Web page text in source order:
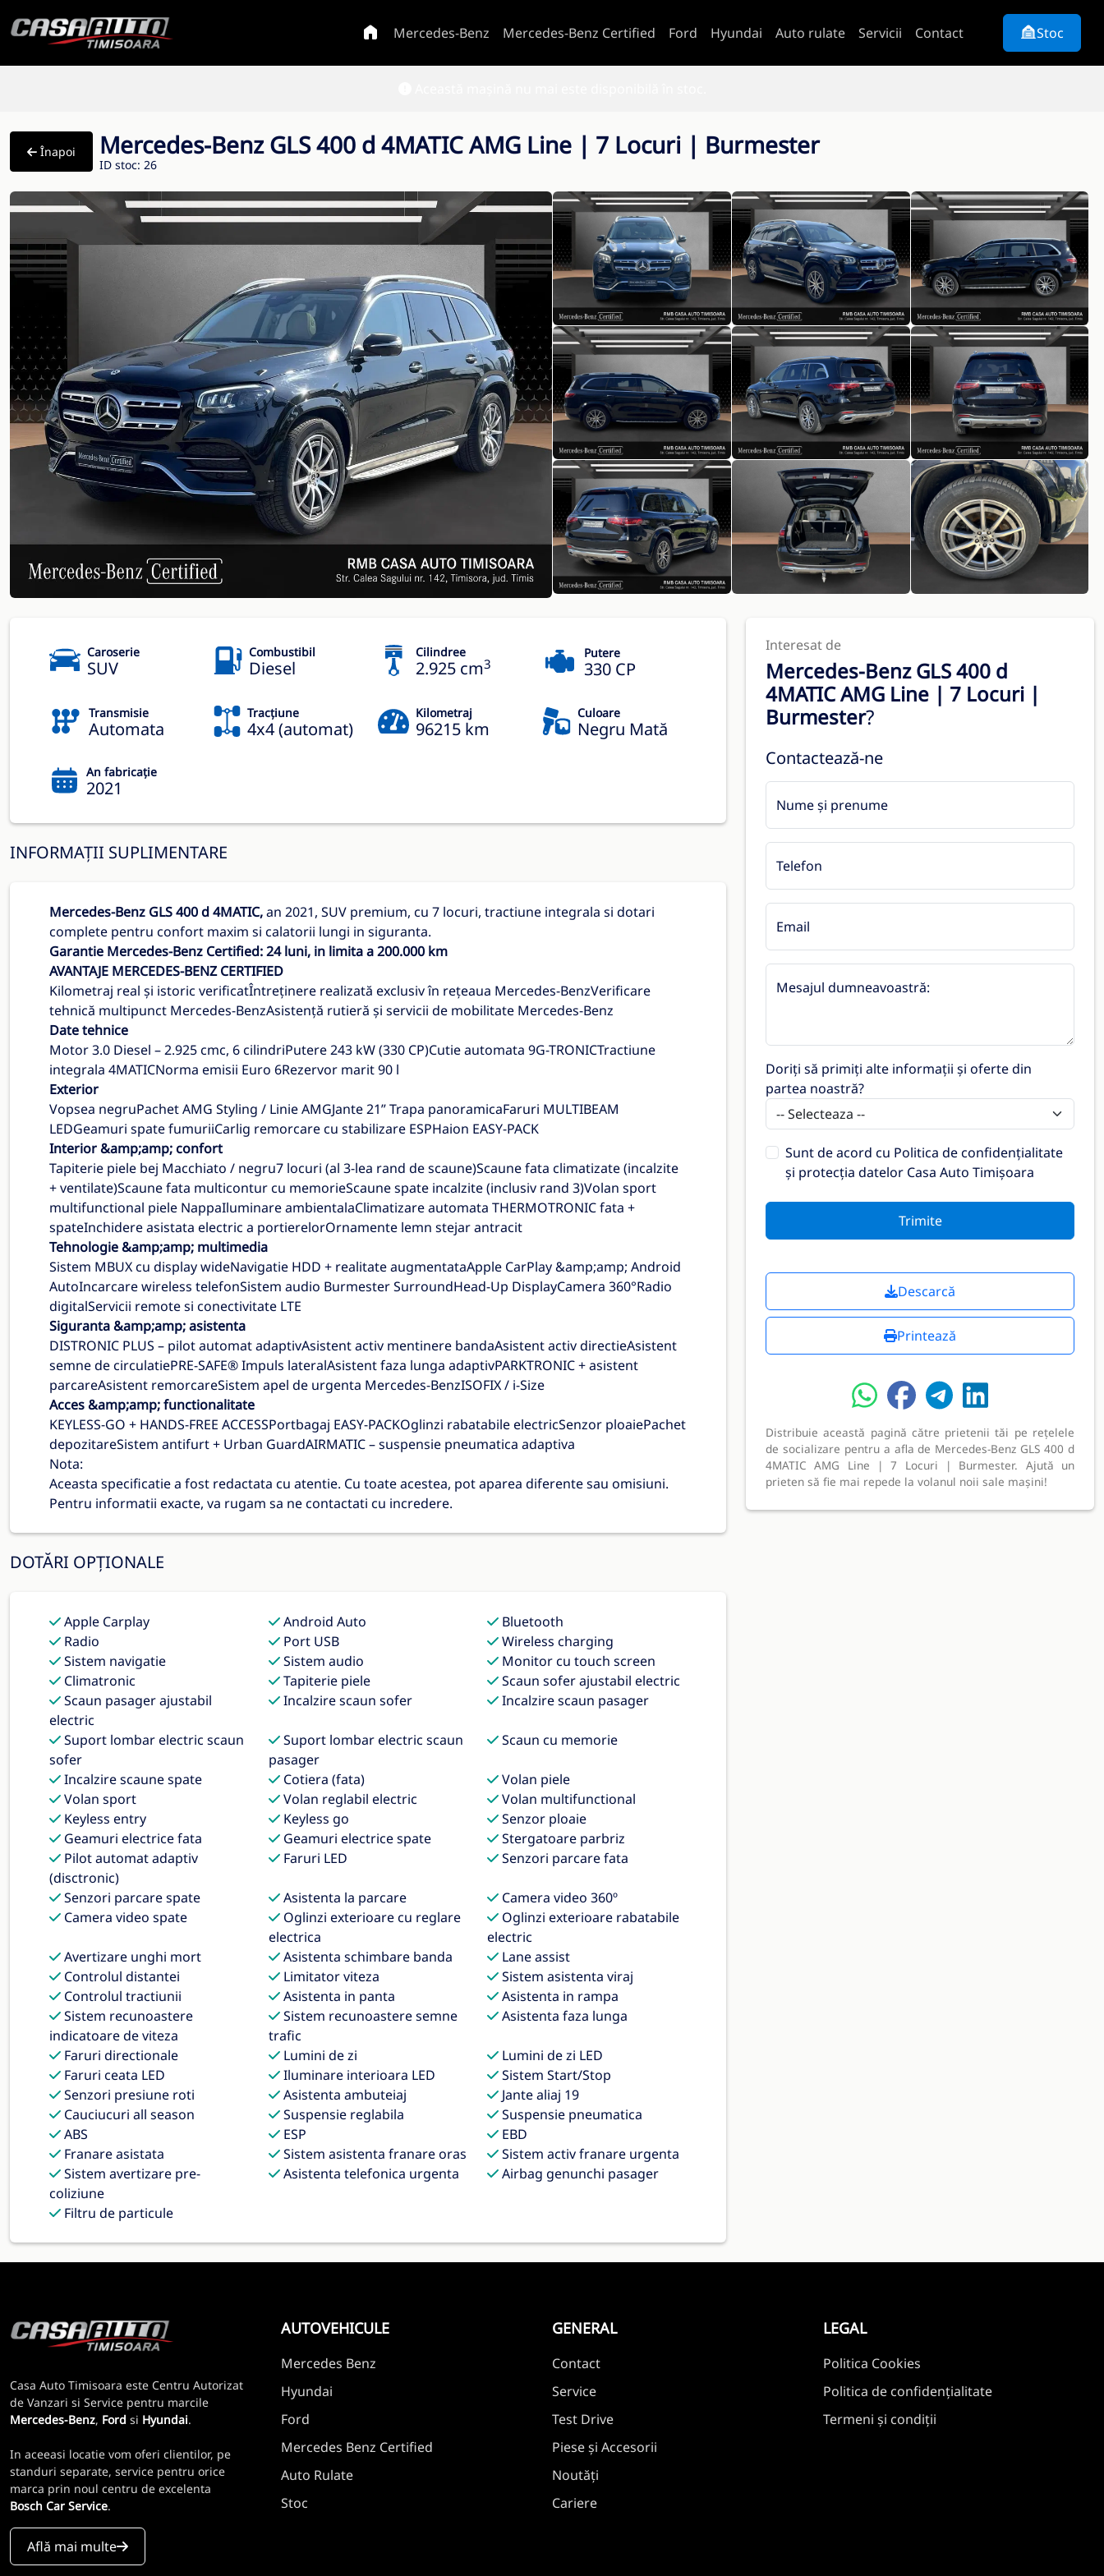
Mercedes-Benz Mercedes-Benz Certified Ford Hyundai Auto rulate Servicii Contact Stoc
Înapoi Mercedes-Benz GLS 400 d 4MATIC AMG Line | 7 Locuri | Burmester
ID stoc: 26
Caroserie
SUV
Combustibil
Diesel
Cilindree
2.925 cm3
Putere
330 CP
Transmisie
Automata
Tracțiune
4x4 (automat)
Kilometraj
96215 km
Culoare
Negru Mată
An fabricație
2021
INFORMAȚII SUPLIMENTARE
Mercedes-Benz GLS 400 d 4MATIC,an 2021, SUV premium, cu 7 locuri, tractiune integrala si dotari
complete pentru confort maxim si calatorii lungi in siguranta.
Garantie Mercedes-Benz Certified: 24 luni, in limita a 200.000 km
AVANTAJE MERCEDES-BENZ CERTIFIED
Kilometraj real și istoric verificatÎntreținere realizată exclusiv în rețeaua Mercedes-BenzVerificare
tehnică multipunct Mercedes-BenzAsistență rutieră și servicii de mobilitate Mercedes-Benz
Date tehnice
Motor 3.0 Diesel – 2.925 cmc, 6 cilindriPutere 243 kW (330 CP)Cutie automata 9G-TRONICTractiune
integrala 4MATICNorma emisii Euro 6Rezervor marit 90 l
Exterior
Vopsea negruPachet AMG Styling / Linie AMGJante 21” Trapa panoramicaFaruri MULTIBEAM
LEDGeamuri spate fumuriiCarlig remorcare cu stabilizare ESPHaion EASY-PACK
Interior &amp;amp; confort
Tapiterie piele bej Macchiato / negru7 locuri (al 3-lea rand de scaune)Scaune fata climatizate (incalzite
+ ventilate)Scaune fata multicontur cu memorieScaune spate incalzite (inclusiv rand 3)Volan sport
multifunctional piele NappaIluminare ambientalaClimatizare automata THERMOTRONIC fata +
spateInchidere asistata electric a portierelorOrnamente lemn stejar antracit
Tehnologie &amp;amp; multimedia
Sistem MBUX cu display wideNavigatie HDD + realitate augmentataApple CarPlay &amp;amp; Android
AutoIncarcare wireless telefonSistem audio Burmester SurroundHead-Up DisplayCamera 360°Radio
digitalServicii remote si conectivitate LTE
Siguranta &amp;amp; asistenta
DISTRONIC PLUS – pilot automat adaptivAsistent activ mentinere bandaAsistent activ directieAsistent
semne de circulatiePRE-SAFE® Impuls lateralAsistent faza lunga adaptivPARKTRONIC + asistent
parcareAsistent remorcareSistem apel de urgenta Mercedes-BenzISOFIX / i-Size
Acces &amp;amp; functionalitate
KEYLESS-GO + HANDS-FREE ACCESSPortbagaj EASY-PACKOglinzi rabatabile electricSenzor ploaiePachet
depozitareSistem antifurt + Urban GuardAIRMATIC – suspensie pneumatica adaptiva
Nota:
Aceasta specificatie a fost redactata cu atentie. Cu toate acestea, pot aparea diferente sau omisiuni.
Pentru informatii exacte, va rugam sa ne contactati cu incredere.
DOTĂRI OPȚIONALE
Apple Carplay Android Auto
Bluetooth
Radio
Port USB
Wireless charging
Sistem navigatie
Sistem audio
Monitor cu touch screen
Climatronic
Tapiterie piele
Scaun sofer ajustabil electric
Scaun pasager ajustabil
electric
Incalzire scaun sofer Incalzire scaun pasager
Suport lombar electric scaun
sofer
Suport lombar electric scaun
pasager
Scaun cu memorie
Incalzire scaune spate Cotiera (fata)
Volan piele
Volan sport
Volan reglabil electric
Volan multifunctional
Keyless entry
Keyless go
Senzor ploaie
Geamuri electrice fata
Geamuri electrice spate
Stergatoare parbriz
Pilot automat adaptiv
(disctronic)
Faruri LED Senzori parcare fata
Senzori parcare spate Asistenta la parcare
Camera video 360º
Camera video spate
Oglinzi exterioare cu reglare
electrica
Oglinzi exterioare rabatabile
electric
Avertizare unghi mort
Asistenta schimbare banda
Lane assist
Controlul distantei
Limitator viteza
Sistem asistenta viraj
Controlul tractiunii
Asistenta in panta
Asistenta in rampa
Sistem recunoastere
indicatoare de viteza
Sistem recunoastere semne
trafic
Asistenta faza lunga
Faruri directionale Lumini de zi
Lumini de zi LED
Faruri ceata LED
Iluminare interioara LED
Sistem Start/Stop
Senzori presiune roti
Asistenta ambuteiaj
Jante aliaj 19
Cauciucuri all season
Suspensie reglabila
Suspensie pneumatica
ABS
ESP
EBD
Franare asistata
Sistem asistenta franare oras
Sistem activ franare urgenta
Sistem avertizare pre-
coliziune
Asistenta telefonica urgenta Airbag genunchi pasager
Filtru de particule
Interesat de
Mercedes-Benz GLS 400 d
4MATIC AMG Line | 7 Locuri |
Burmester?
Contactează-ne
Nume și prenume
Telefon
Email
Mesajul dumneavoastră:
Doriți să primiți alte informații și oferte din
partea noastră?
Sunt de acord cu Politica de confidențialitate
și protecția datelor Casa Auto Timișoara
Trimite
Descarcă
Printează
Distribuie această pagină către prietenii tăi pe rețelele
de socializare pentru a afla de Mercedes-Benz GLS 400 d
4MATIC AMG Line | 7 Locuri | Burmester. Ajută un
prieten să fie mai repede la volanul noii sale mașini!
Casa Auto Timisoara este Centru Autorizat
de Vanzari si Service pentru marcile
Mercedes-Benz, Ford si Hyundai.
In aceeasi locatie vom oferi clientilor, pe
standuri separate, service pentru orice
marca prin noul centru de excelenta
Bosch Car Service.
Află mai multe
AUTOVEHICULE
Mercedes Benz
Hyundai
Ford
Mercedes Benz Certified
Auto Rulate
Stoc
GENERAL
Contact
Service
Test Drive
Piese și Accesorii
Noutăți
Cariere
LEGAL
Politica Cookies
Politica de confidențialitate
Termeni și condiții